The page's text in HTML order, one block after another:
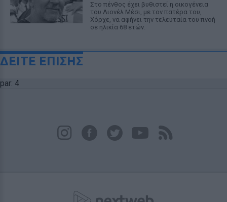
Στο πένθος έχει βυθιστεί η οικογένεια
του Λιονέλ Μέσι, με τον πατέρα του,
Χόρχε, να αφήνει την τελευταία του πνοή
σε ηλικία 68 ετών.
ΔΕΙΤΕ ΕΠΙΣΗΣ
par: 4